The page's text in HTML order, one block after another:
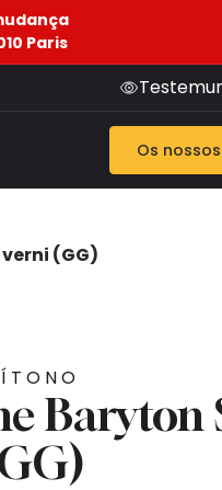
Paris
Os
(GG)
Baryton